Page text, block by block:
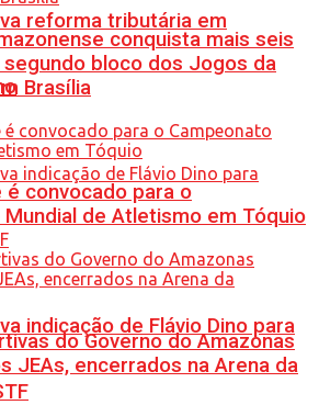
reforma tributária em
indicação de Flávio Dino para
conquista mais seis
segundo bloco dos Jogos da
Brasília
é convocado para o
Mundial de Atletismo em Tóquio
do Governo do Amazonas
JEAs, encerrados na Arena da